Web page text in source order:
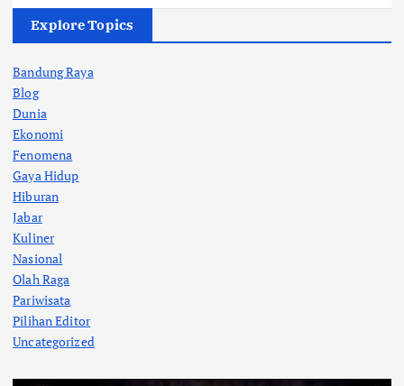
Explore Topics
Bandung Raya
Blog
Dunia
Ekonomi
Fenomena
Gaya Hidup
Hiburan
Jabar
Kuliner
Nasional
Olah Raga
Pariwisata
Pilihan Editor
Uncategorized